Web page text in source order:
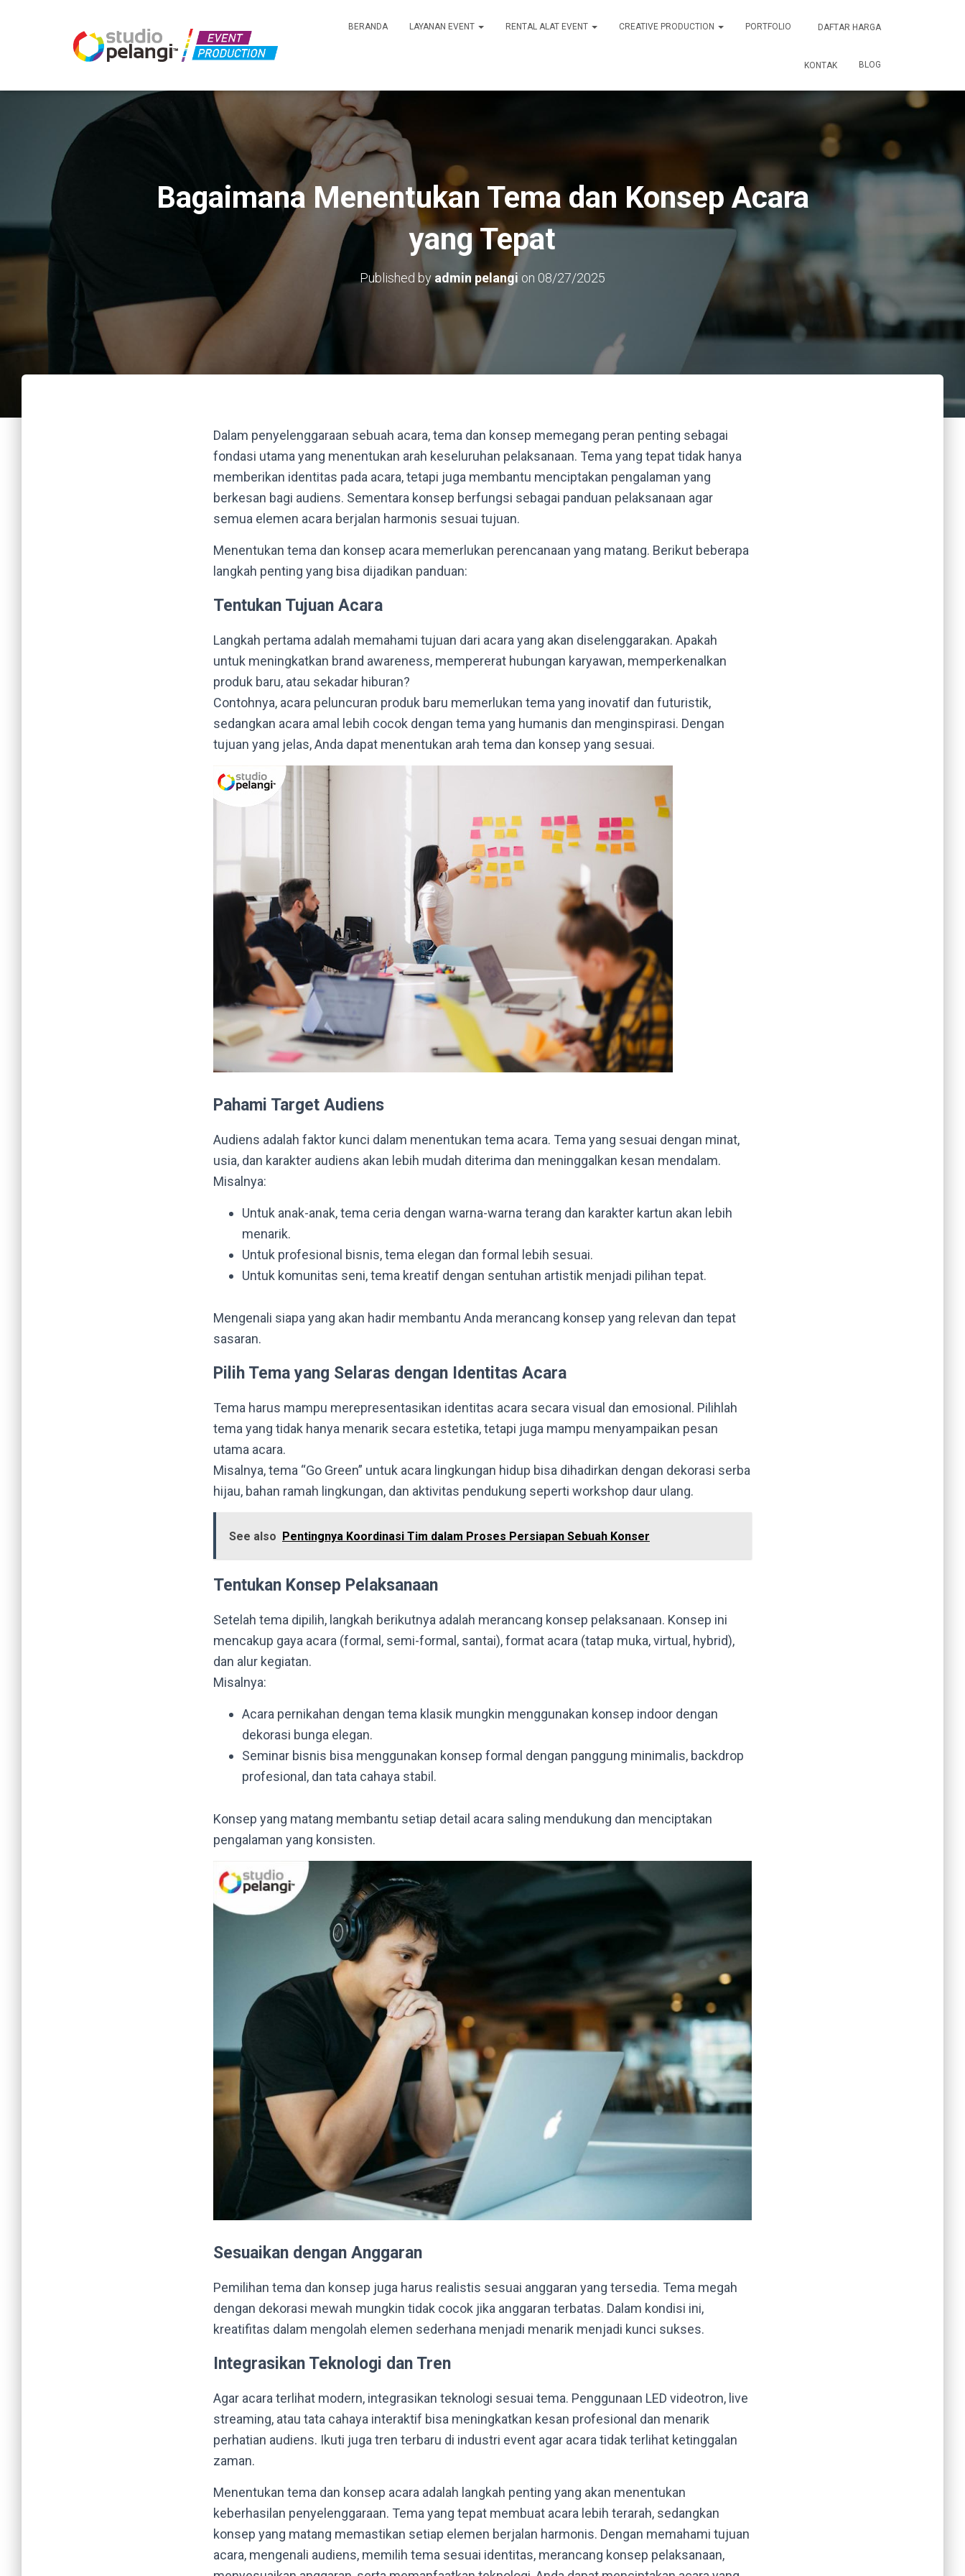
BERANDA LAYANAN EVENT RENTAL ALAT EVENT CREATIVE PRODUCTION PORTFOLIO DAFTAR HARGA
KONTAK BLOG
Bagaimana Menentukan Tema dan Konsep Acara
yang Tepat
Published byadmin pelangi on 08/27/2025
Dalam penyelenggaraan sebuah acara, tema dan konsep memegang peran penting sebagai
fondasi utama yang menentukan arah keseluruhan pelaksanaan. Tema yang tepat tidak hanya
memberikan identitas pada acara, tetapi juga membantu menciptakan pengalaman yang
berkesan bagi audiens. Sementara konsep berfungsi sebagai panduan pelaksanaan agar
semua elemen acara berjalan harmonis sesuai tujuan.
Menentukan tema dan konsep acara memerlukan perencanaan yang matang. Berikut beberapa
langkah penting yang bisa dijadikan panduan:
Tentukan Tujuan Acara
Langkah pertama adalah memahami tujuan dari acara yang akan diselenggarakan. Apakah
untuk meningkatkan brand awareness, mempererat hubungan karyawan, memperkenalkan
produk baru, atau sekadar hiburan?
Contohnya, acara peluncuran produk baru memerlukan tema yang inovatif dan futuristik,
sedangkan acara amal lebih cocok dengan tema yang humanis dan menginspirasi. Dengan
tujuan yang jelas, Anda dapat menentukan arah tema dan konsep yang sesuai.
Pahami Target Audiens
Audiens adalah faktor kunci dalam menentukan tema acara. Tema yang sesuai dengan minat,
usia, dan karakter audiens akan lebih mudah diterima dan meninggalkan kesan mendalam.
Misalnya:
Untuk anak-anak, tema ceria dengan warna-warna terang dan karakter kartun akan lebih
menarik.
Untuk profesional bisnis, tema elegan dan formal lebih sesuai.
Untuk komunitas seni, tema kreatif dengan sentuhan artistik menjadi pilihan tepat.
Mengenali siapa yang akan hadir membantu Anda merancang konsep yang relevan dan tepat
sasaran.
Pilih Tema yang Selaras dengan Identitas Acara
Tema harus mampu merepresentasikan identitas acara secara visual dan emosional. Pilihlah
tema yang tidak hanya menarik secara estetika, tetapi juga mampu menyampaikan pesan
utama acara.
Misalnya, tema “Go Green” untuk acara lingkungan hidup bisa dihadirkan dengan dekorasi serba
hijau, bahan ramah lingkungan, dan aktivitas pendukung seperti workshop daur ulang.
See also Pentingnya Koordinasi Tim dalam Proses Persiapan Sebuah Konser
Tentukan Konsep Pelaksanaan
Setelah tema dipilih, langkah berikutnya adalah merancang konsep pelaksanaan. Konsep ini
mencakup gaya acara (formal, semi-formal, santai), format acara (tatap muka, virtual, hybrid),
dan alur kegiatan.
Misalnya:
Acara pernikahan dengan tema klasik mungkin menggunakan konsep indoor dengan
dekorasi bunga elegan.
Seminar bisnis bisa menggunakan konsep formal dengan panggung minimalis, backdrop
profesional, dan tata cahaya stabil.
Konsep yang matang membantu setiap detail acara saling mendukung dan menciptakan
pengalaman yang konsisten.
Sesuaikan dengan Anggaran
Pemilihan tema dan konsep juga harus realistis sesuai anggaran yang tersedia. Tema megah
dengan dekorasi mewah mungkin tidak cocok jika anggaran terbatas. Dalam kondisi ini,
kreatifitas dalam mengolah elemen sederhana menjadi menarik menjadi kunci sukses.
Integrasikan Teknologi dan Tren
Agar acara terlihat modern, integrasikan teknologi sesuai tema. Penggunaan LED videotron, live
streaming, atau tata cahaya interaktif bisa meningkatkan kesan profesional dan menarik
perhatian audiens. Ikuti juga tren terbaru di industri event agar acara tidak terlihat ketinggalan
zaman.
Menentukan tema dan konsep acara adalah langkah penting yang akan menentukan
keberhasilan penyelenggaraan. Tema yang tepat membuat acara lebih terarah, sedangkan
konsep yang matang memastikan setiap elemen berjalan harmonis. Dengan memahami tujuan
acara, mengenali audiens, memilih tema sesuai identitas, merancang konsep pelaksanaan,